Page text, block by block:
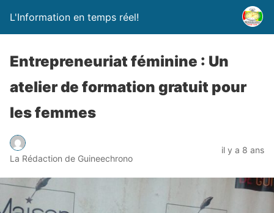
L'Information en temps réel!
Entrepreneuriat féminine : Un
atelier de formation gratuit pour
les femmes
La Rédaction de Guineechrono
il y a 8 ans